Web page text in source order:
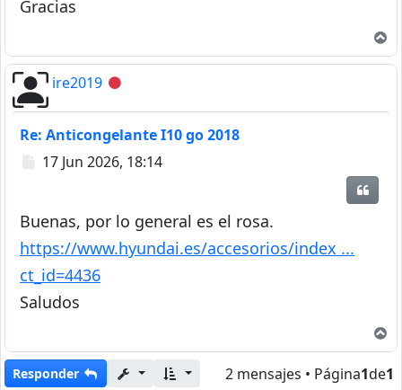
Gracias
ire2019 Desconectado
Re: Anticongelante I10 go 2018
Mensaje
17 Jun 2026, 18:14
Buenas, por lo general es el rosa.
https://www.hyundai.es/accesorios/index ...
ct_id=4436
Saludos
Responder 2 mensajes • Página1de1